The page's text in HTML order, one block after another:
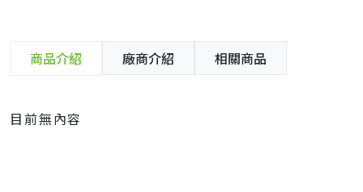
商品介紹 廠商介紹 相關商品
目前無內容